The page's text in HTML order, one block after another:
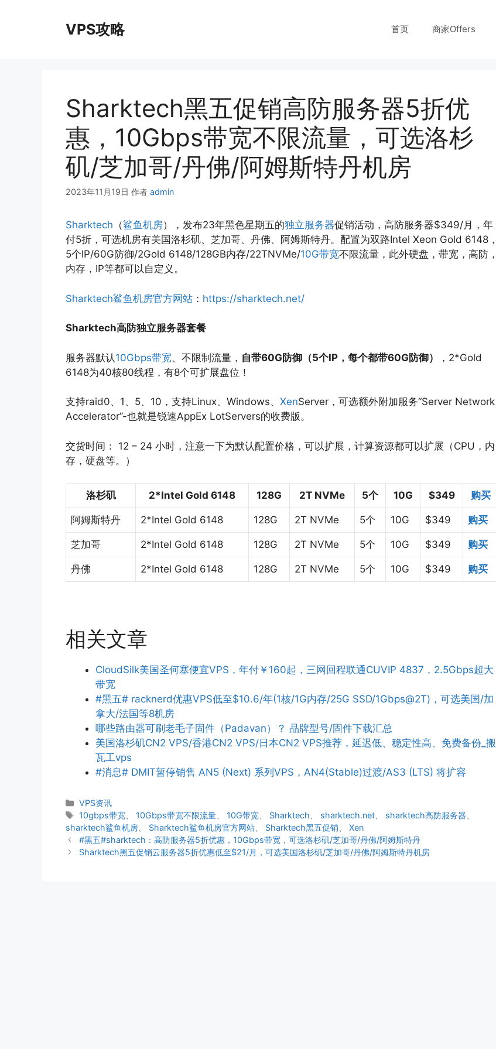
VPS攻略 首页 商家Offers
Sharktech黑五促销高防服务器5折优
惠，10Gbps带宽不限流量，可选洛杉
矶/芝加哥/丹佛/阿姆斯特丹机房
2023年11月19日 作者 admin
Sharktech （鲨鱼机房），发布23年黑色星期五的独立服务器促销活动，高防服务器$349/月，年
付5折，可选机房有美国洛杉矶、芝加哥、丹佛、阿姆斯特丹。配置为双路Intel Xeon Gold 6148，
5个IP/60G防御/2Gold 6148/128GB内存/22TNVMe/10G带宽不限流量，此外硬盘，带宽，高防，
内存，IP等都可以自定义。
Sharktech鲨鱼机房官方网站 ： https://sharktech.net/
Sharktech高防独立服务器套餐
服务器默认 10Gbps带宽、不限制流量， 自带60G防御（5个IP，每个都带60G防御）
，2*Gold
6148为40核80线程，有8个可扩展盘位！
支持raid0、1、5、10，支持Linux、Windows、 XenServer，可选额外附加服务“Server Network
Accelerator”-也就是锐速AppEx LotServers的收费版。
交货时间： 12 – 24 小时，注意一下为默认配置价格，可以扩展，计算资源都可以扩展（CPU，内
存，硬盘等。）
洛杉矶 2*Intel Gold 6148 128G 2T NVMe 5个 10G $349 购买
阿姆斯特丹 2*Intel Gold 6148 128G 2T NVMe 5个 10G $349 购买
芝加哥 2*Intel Gold 6148 128G 2T NVMe 5个 10G $349 购买
丹佛 2*Intel Gold 6148 128G 2T NVMe 5个 10G $349 购买
相关文章
CloudSilk美国圣何塞便宜VPS，年付￥160起，三网回程联通CUVIP 4837，2.5Gbps超大
带宽
#黑五# racknerd优惠VPS低至$10.6/年(1核/1G内存/25G SSD/1Gbps@2T)，可选美国/加
拿大/法国等8机房
哪些路由器可刷老毛子固件（Padavan）？ 品牌型号/固件下载汇总
美国洛杉矶CN2 VPS/香港CN2 VPS/日本CN2 VPS推荐，延迟低、稳定性高、免费备份_搬
瓦工vps
#消息# DMIT暂停销售 AN5 (Next) 系列VPS，AN4(Stable)过渡/AS3 (LTS) 将扩容
分
类
VPS资讯
标
签
10gbps带宽 10Gbps带宽不限流量 10G带宽 Sharktech sharktech.net sharktech高防服务器
sharktech鲨鱼机房
Sharktech鲨鱼机房官方网站 Sharktech黑五促销
Xen
#黑五#sharktech：高防服务器5折优惠，10Gbps带宽，可选洛杉矶/芝加哥/丹佛/阿姆斯特丹
Sharktech黑五促销云服务器5折优惠低至$21/月，可选美国洛杉矶/芝加哥/丹佛/阿姆斯特丹机房